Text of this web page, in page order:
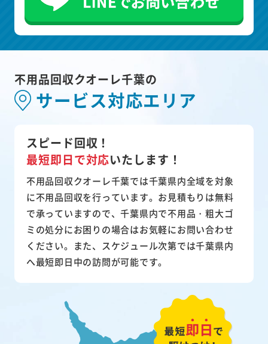
不用品回収クオーレ千葉の
サービス対応エリア
スピード回収！
最短即日で対応いたします！
不用品回収クオーレ千葉では千葉県内全域を対象
に不用品回収を行っています。お見積もりは無料
で承っていますので、千葉県内で不用品・粗大ゴ
ミの処分にお困りの場合はお気軽にお問い合わせ
ください。また、スケジュール次第では千葉県内
へ最短即日中の訪問が可能です。